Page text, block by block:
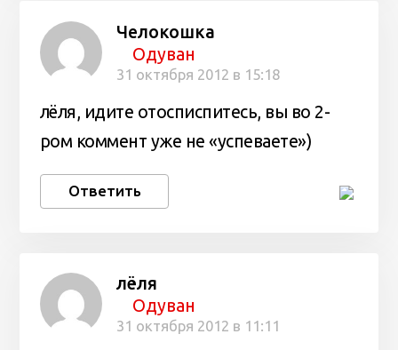
Челокошка
Одуван
31 октября 2012 в 15:18
лёля, идите отосписпитесь, вы во 2-
ром коммент уже не «успеваете»)
Ответить
лёля
Одуван
31 октября 2012 в 11:11